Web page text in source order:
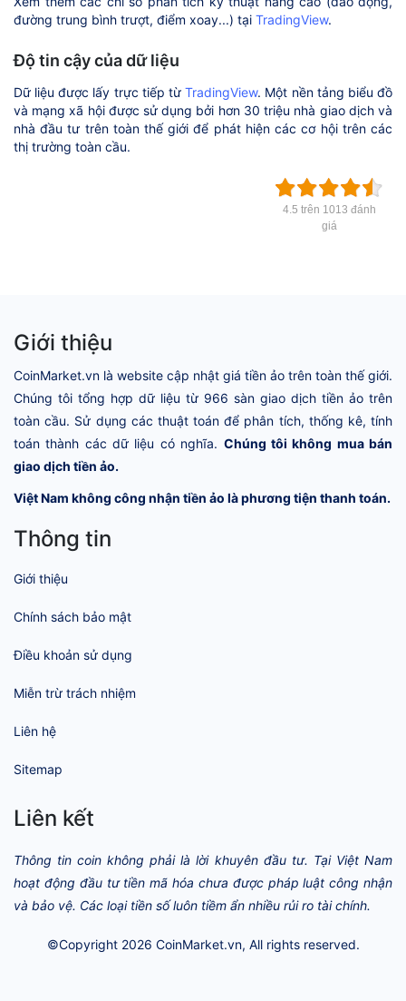
đường trung bình trượt, điểm xoay...) tại TradingView.
Độ tin cậy của dữ liệu
Dữ liệu được lấy trực tiếp từTradingView. Một nền tảng biểu đồ
và mạng xã hội được sử dụng bởi hơn 30 triệu nhà giao dịch và
nhà đầu tư trên toàn thế giới để phát hiện các cơ hội trên các
thị trường toàn cầu.
4.5 trên 1013 đánh
giá
Giới thiệu
CoinMarket.vn là website cập nhật giá tiền ảo trên toàn thế giới.
Chúng tôi tổng hợp dữ liệu từ 966 sàn giao dịch tiền ảo trên
toàn cầu. Sử dụng các thuật toán để phân tích, thống kê, tính
toán thành các dữ liệu có nghĩa. Chúng tôi không mua bán
giao dịch tiền ảo.
Việt Nam không công nhận tiền ảo là phương tiện thanh toán.
Thông tin
Giới thiệu
Chính sách bảo mật
Điều khoản sử dụng
Miễn trừ trách nhiệm
Liên hệ
Sitemap
Liên kết
Thông tin coin không phải là lời khuyên đầu tư. Tại Việt Nam
hoạt động đầu tư tiền mã hóa chưa được pháp luật công nhận
và bảo vệ. Các loại tiền số luôn tiềm ẩn nhiều rủi ro tài chính.
©Copyright 2026 CoinMarket.vn, All rights reserved.